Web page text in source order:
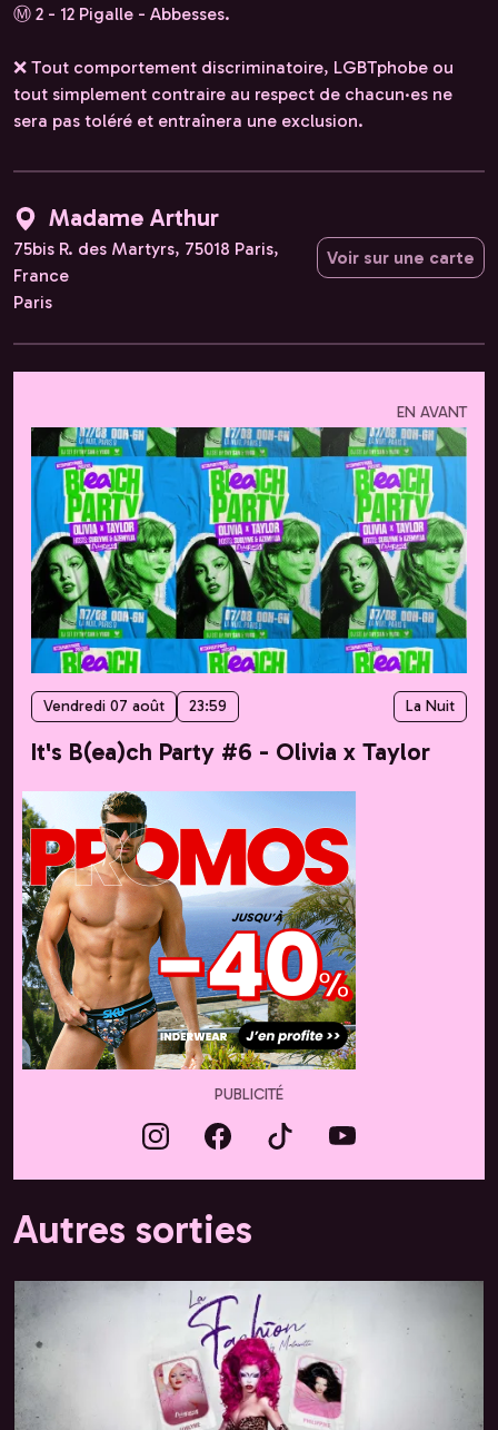
Ⓜ️ 2 - 12 Pigalle - Abbesses.
❌ Tout comportement discriminatoire, LGBTphobe ou
tout simplement contraire au respect de chacun·es ne
sera pas toléré et entraînera une exclusion.
Madame Arthur
75bis R. des Martyrs, 75018 Paris,
France
Paris
Voir sur une carte
EN AVANT
Vendredi 07 août 23:59 La Nuit
It's B(ea)ch Party #6 - Olivia x Taylor
PUBLICITÉ
Autres sorties